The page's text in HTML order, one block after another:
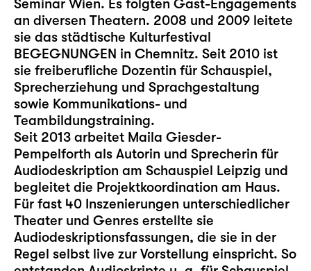
Seminar Wien. Es folgten Gast-Engagements
an diversen Theatern. 2008 und 2009 leitete
sie das städtische Kulturfestival
BEGEGNUNGEN in Chemnitz. Seit 2010 ist
sie freiberufliche Dozentin für Schauspiel,
Sprecherziehung und Sprachgestaltung
sowie Kommunikations- und
Teambildungstraining.
Seit 2013 arbeitet Maila Giesder-
Pempelforth als Autorin und Sprecherin für
Audiodeskription am Schauspiel Leipzig und
begleitet die Projektkoordination am Haus.
Für fast 40 Inszenierungen unterschiedlicher
Theater und Genres erstellte sie
Audiodeskriptionsfassungen, die sie in der
Regel selbst live zur Vorstellung einspricht. So